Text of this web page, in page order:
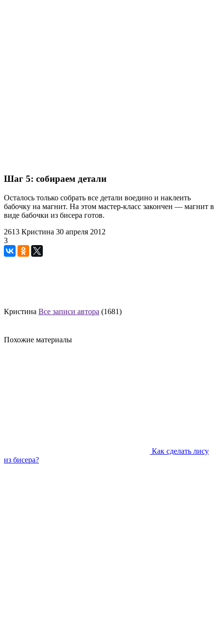
Шаг 5: собираем детали
Осталось только собрать все детали воедино и наклеить
бабочку на магнит. На этом мастер-класс закончен — магнит в
виде бабочки из бисера готов.
2613 Кристина 30 апреля 2012
3
Кристина Все записи автора (1681)
Похожие материалы
Как сделать лису
из бисера?